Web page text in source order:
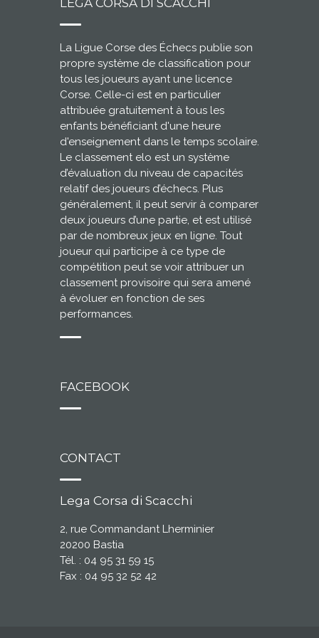
LEGA CORSA DI SCACCHI
La Ligue Corse des Échecs publie son
propre système de classification pour
tous les joueurs ayant une licence
Corse. Celle-ci est en particulier
attribuée gratuitement à tous les
enfants bénéficiant d'une heure
d'enseignement dans le temps scolaire.
Le classement elo est un système
d’évaluation du niveau de capacités
relatif des joueurs d’échecs. Plus
généralement, il peut servir à comparer
deux joueurs d’une partie, et est utilisé
par de nombreux jeux en ligne. Tout
joueur qui participe à ce type de
compétition peut se voir attribuer un
classement provisoire qui sera amené
à évoluer en fonction de ses
performances.
FACEBOOK
CONTACT
Lega Corsa di Scacchi
2, rue Commandant Lherminier
20200 Bastia
Tél. : 04 95 31 59 15
Fax : 04 95 32 52 42